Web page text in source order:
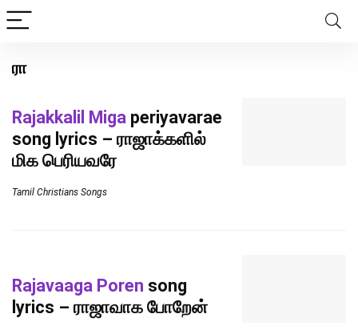
ரா
Rajakkalil Miga periyavarae
song lyrics – ராஜாக்களில்
மிக பெரியவரே
Tamil Christians Songs
Rajavaaga Poren song
lyrics – ராஜாவாக போறேன்